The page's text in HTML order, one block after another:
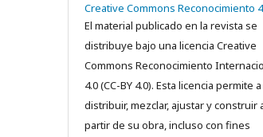
Creative Commons Reconocimiento
El material publicado en la revista se
distribuye bajo una licencia Creative
Commons Reconocimiento
4.0 (CC-BY 4.0). Esta licencia permite
distribuir, mezclar, ajustar y construir
partir de su obra, incluso con fines